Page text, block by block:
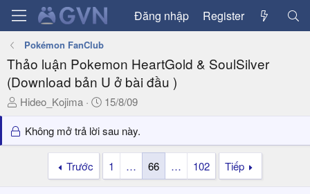
Đăng nhập Register
Pokémon FanClub
Thảo luận Pokemon HeartGold & SoulSilver
(Download bản U ở bài đầu )
T
r
e
Hideo_Kojima
N
à
y
15/8/09
Không mở trả lời sau này.
Trước 1 … 66 … 102 Tiếp